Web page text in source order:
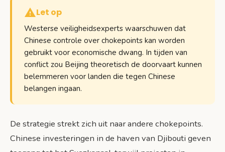
Let op
Westerse veiligheidsexperts waarschuwen dat
Chinese controle over chokepoints kan worden
gebruikt voor economische dwang. In tijden van
conflict zou Beijing theoretisch de doorvaart kunnen
belemmeren voor landen die tegen Chinese
belangen ingaan.
De strategie strekt zich uit naar andere chokepoints.
Chinese investeringen in de haven van Djibouti geven